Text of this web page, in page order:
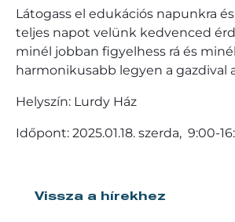
Látogass el edukációs napunkra
teljes napot velünk kedvenced
minél jobban figyelhess rá és minél
harmonikusabb legyen a gazdival
Helyszín: Lurdy Ház
Időpont: 2025.01.18. szerda, 9:00-
Vissza a hírekhez